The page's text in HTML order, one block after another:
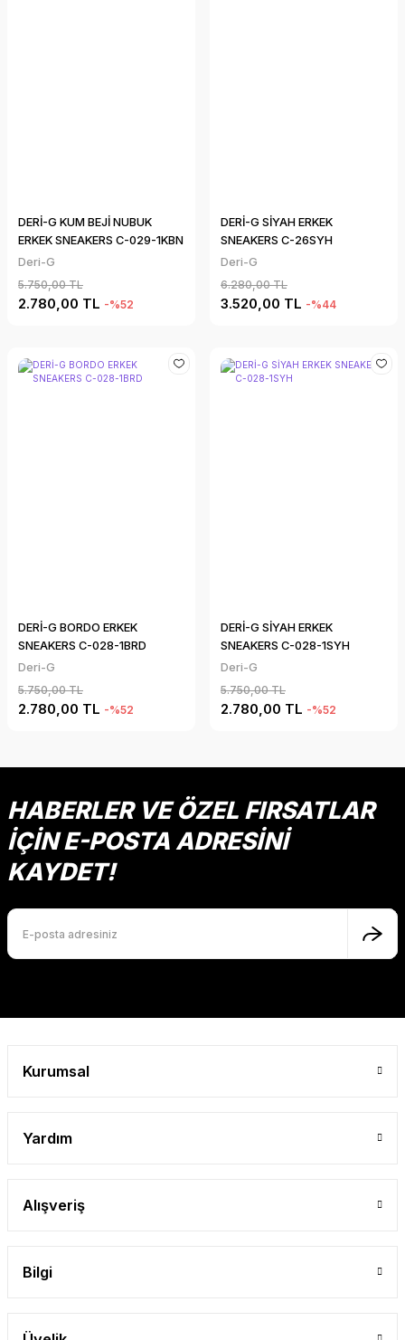
DERİ-G KUM BEJİ NUBUK
ERKEK SNEAKERS C-029-1KBN
Deri-G
5.750,00 TL
2.780,00 TL -%52
DERİ-G SİYAH ERKEK
SNEAKERS C-26SYH
Deri-G
6.280,00 TL
3.520,00 TL -%44
DERİ-G BORDO ERKEK
SNEAKERS C-028-1BRD
Deri-G
5.750,00 TL
2.780,00 TL -%52
DERİ-G SİYAH ERKEK
SNEAKERS C-028-1SYH
Deri-G
5.750,00 TL
2.780,00 TL -%52
HABERLER VE ÖZEL FIRSATLAR
İÇİN E-POSTA ADRESİNİ
KAYDET!
Kurumsal
Yardım
Alışveriş
Bilgi